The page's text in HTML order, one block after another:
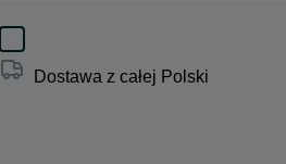
Dostawa z całej Polski